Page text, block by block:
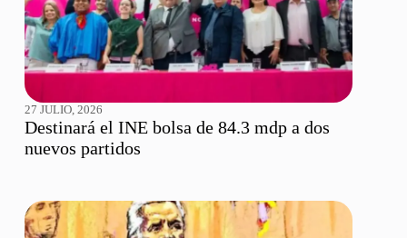
27 JULIO, 2026
Destinará el INE bolsa de 84.3 mdp a dos
nuevos partidos